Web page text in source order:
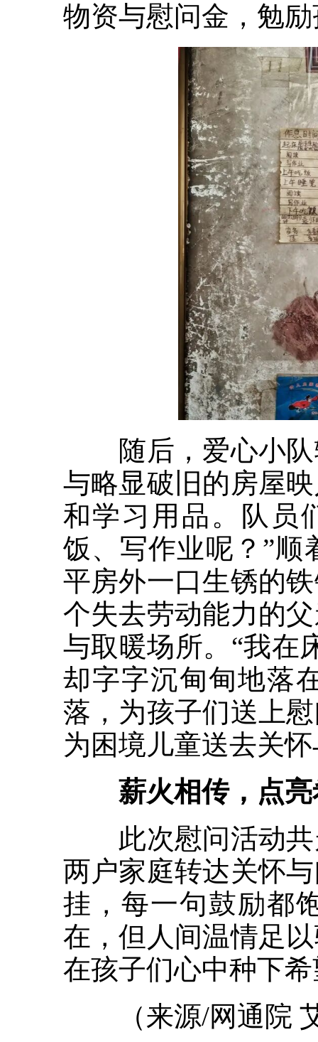
物资与慰问金，勉
随后，爱心小队
与略显破旧的房屋
和学习用品。队员
饭、写作业呢？”顺
平房外一口生锈的
个失去劳动能力的
与取暖场所。“我在
却字字沉甸甸地落
落，为孩子们送上
为困境儿童送去关
薪火相传，点亮
此次慰问活动共
两户家庭转达关怀
挂，每一句鼓励都
在，但人间温情足
在孩子们心中种下
（来源/网通院